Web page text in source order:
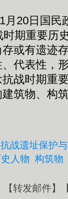
20日国民
期重要历
或有遗迹
代表性，
战时期重
筑物、构
战遗址保护
人物 构筑物
【转发邮件】